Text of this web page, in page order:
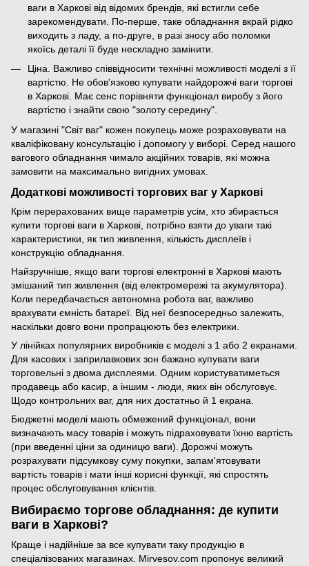
ваги в Харкові від відомих брендів, які встигли себе
зарекомендувати. По-перше, таке обладнання вкрай рідко
виходить з ладу, а по-друге, в разі зносу або поломки
якоїсь деталі її буде нескладно замінити.
Ціна. Важливо співвідносити технічні можливості моделі з її
вартістю. Не обов'язково купувати найдорожчі ваги торгові
в Харкові. Має сенс порівняти функціонал виробу з його
вартістю і знайти свою "золоту середину".
У магазині "Світ ваг" кожен покупець може розраховувати на
кваліфіковану консультацію і допомогу у виборі. Серед нашого
вагового обладнання чимало акційних товарів, які можна
замовити на максимально вигідних умовах.
Додаткові можливості торгових ваг у Харкові
Крім перерахованих вище параметрів усім, хто збирається
купити торгові ваги в Харкові, потрібно взяти до уваги такі
характеристики, як тип живлення, кількість дисплеїв і
конструкцію обладнання.
Найзручніше, якщо ваги торгові електронні в Харкові мають
змішаний тип живлення (від електромережі та акумулятора).
Коли передбачається автономна робота ваг, важливо
врахувати ємність батареї. Від неї безпосередньо залежить,
наскільки довго вони пропрацюють без електрики.
У лінійках популярних виробників є моделі з 1 або 2 екранами.
Для касових і заприлавкових зон бажано купувати ваги
торговельні з двома дисплеями. Одним користуватиметься
продавець або касир, а іншим - люди, яких він обслуговує.
Щодо контрольних ваг, для них достатньо й 1 екрана.
Бюджетні моделі мають обмежений функціонал, вони
визначають масу товарів і можуть підраховувати їхню вартість
(при введенні ціни за одиницю ваги). Дорожчі можуть
розрахувати підсумкову суму покупки, запам'ятовувати
вартість товарів і мати інші корисні функції, які спростять
процес обслуговування клієнтів.
Вибираємо торгове обладнання: де купити
ваги в Харкові?
Краще і надійніше за все купувати таку продукцію в
спеціалізованих магазинах. Mirvesov.com пропонує великий